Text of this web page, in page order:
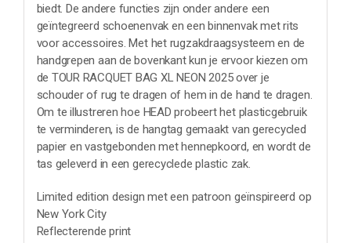
biedt. De andere functies zijn onder andere een
geïntegreerd schoenenvak en een binnenvak met rits
voor accessoires. Met het rugzakdraagsysteem en de
handgrepen aan de bovenkant kun je ervoor kiezen om
de TOUR RACQUET BAG XL NEON 2025 over je
schouder of rug te dragen of hem in de hand te dragen.
Om te illustreren hoe HEAD probeert het plasticgebruik
te verminderen, is de hangtag gemaakt van gerecycled
papier en vastgebonden met hennepkoord, en wordt de
tas geleverd in een gerecyclede plastic zak.
Limited edition design met een patroon geïnspireerd op
New York City
Reflecterende print